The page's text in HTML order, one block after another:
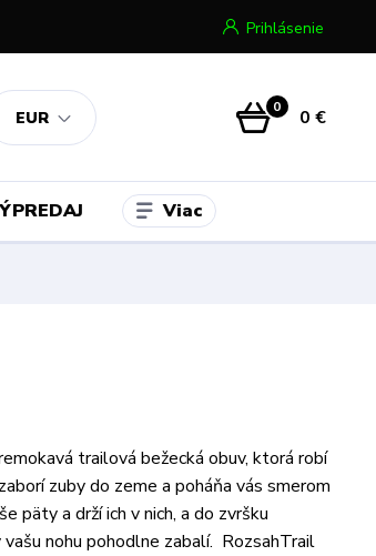
EUR
Prihlásenie
0 0 €
Viac
trailová bežecká obuv, ktorá robí
zuby do zeme a poháňa vás smerom
päty a drží ich v nich, a do zvršku
nohu pohodlne zabalí. RozsahTrail